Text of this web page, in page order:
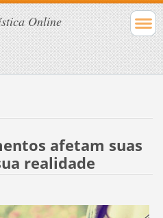
Online
afetam suas
realidade